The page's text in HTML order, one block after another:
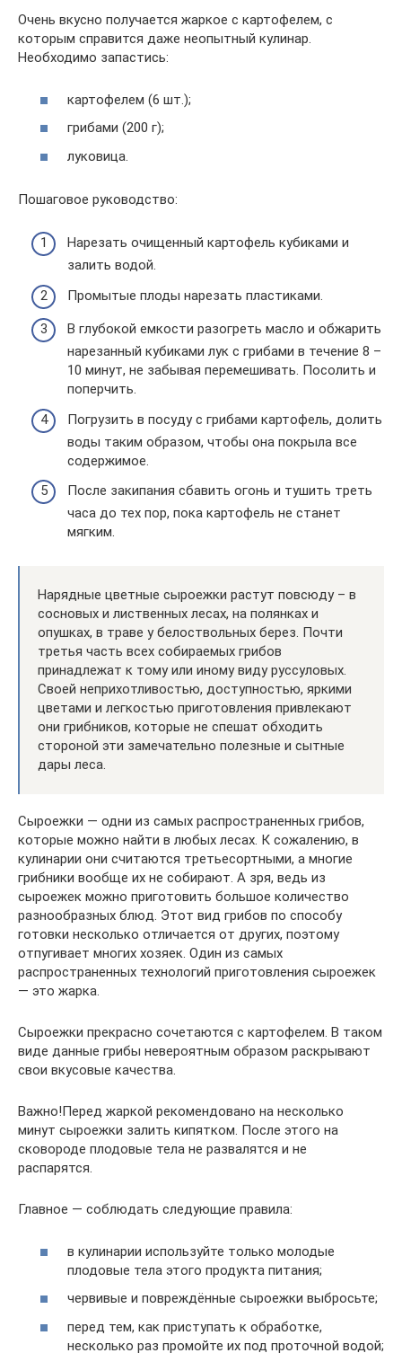
Очень вкусно получается жаркое с картофелем, с
которым справится даже неопытный кулинар.
Необходимо запастись:
картофелем (6 шт.);
грибами (200 г);
луковица.
Пошаговое руководство:
Нарезать очищенный картофель кубиками и
залить водой.
Промытые плоды нарезать пластиками.
В глубокой емкости разогреть масло и обжарить
нарезанный кубиками лук с грибами в течение 8 –
10 минут, не забывая перемешивать. Посолить и
поперчить.
Погрузить в посуду с грибами картофель, долить
воды таким образом, чтобы она покрыла все
содержимое.
После закипания сбавить огонь и тушить треть
часа до тех пор, пока картофель не станет
мягким.
Нарядные цветные сыроежки растут повсюду – в
сосновых и лиственных лесах, на полянках и
опушках, в траве у белоствольных берез. Почти
третья часть всех собираемых грибов
принадлежат к тому или иному виду руссуловых.
Своей неприхотливостью, доступностью, яркими
цветами и легкостью приготовления привлекают
они грибников, которые не спешат обходить
стороной эти замечательно полезные и сытные
дары леса.
Сыроежки — одни из самых распространенных грибов,
которые можно найти в любых лесах. К сожалению, в
кулинарии они считаются третьесортными, а многие
грибники вообще их не собирают. А зря, ведь из
сыроежек можно приготовить большое количество
разнообразных блюд. Этот вид грибов по способу
готовки несколько отличается от других, поэтому
отпугивает многих хозяек. Один из самых
распространенных технологий приготовления сыроежек
— это жарка.
Сыроежки прекрасно сочетаются с картофелем. В таком
виде данные грибы невероятным образом раскрывают
свои вкусовые качества.
Важно!Перед жаркой рекомендовано на несколько
минут сыроежки залить кипятком. После этого на
сковороде плодовые тела не развалятся и не
распарятся.
Главное — соблюдать следующие правила:
в кулинарии используйте только молодые
плодовые тела этого продукта питания;
червивые и повреждённые сыроежки выбросьте;
перед тем, как приступать к обработке,
несколько раз промойте их под проточной водой;